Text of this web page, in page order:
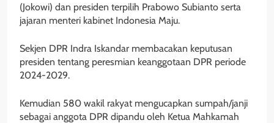
(Jokowi) dan presiden terpilih Prabowo Subianto serta
jajaran menteri kabinet Indonesia Maju.
Sekjen DPR Indra Iskandar membacakan keputusan
presiden tentang peresmian keanggotaan DPR periode
2024-2029.
Kemudian 580 wakil rakyat mengucapkan sumpah/janji
sebagai anggota DPR dipandu oleh Ketua Mahkamah